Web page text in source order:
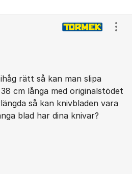
rätt så kan man slipa
cm långa med originalstödet
så kan knivbladen vara
blad har dina knivar?